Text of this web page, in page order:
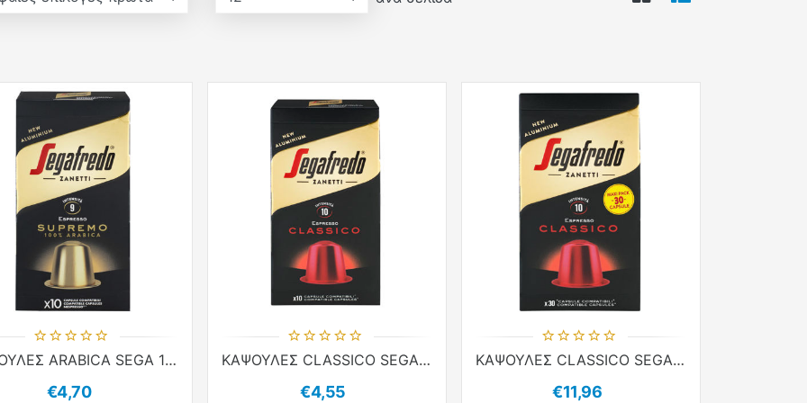
VIEWMODE GRID
VIEWMODE
ΚΑΨΟΥΛΕΣ ARABICA SEGA 10τεμ χ 5.1g ΚΑΦΕΣ NESPR COMP ALUM
€4,70
ΚΑΨΟΥΛΕΣ CLASSICO SEGA 10τεμ χ 5.1g ΚΑΦΕΣ NESPR COMP ALUM
€4,55
ΚΑΨΟΥΛΕΣ CLASSICO SEGA 30τεμ χ 5.1g ΚΑΦΕΣ NESPR COMP ALUM
€11,96